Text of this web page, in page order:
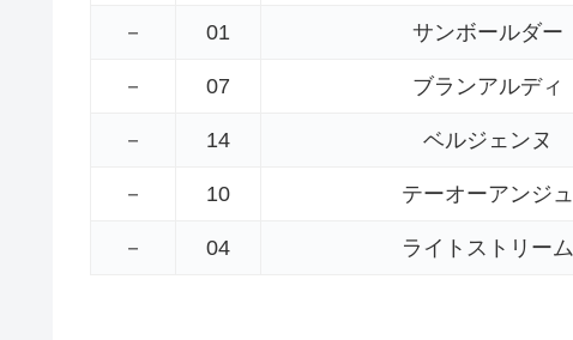
－ 01 サンボールダー
－ 07 ブランアルディ
－ 14 ベルジェンヌ
－ 10 テーオーアンジュ
－ 04 ライトストリーム